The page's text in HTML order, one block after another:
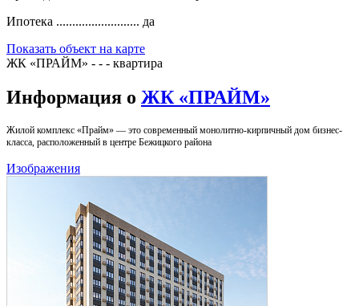
Ипотека .......................... да
Показать объект на карте
ЖК «ПРАЙМ» - - - квартира
Информация о ЖК «ПРАЙМ»
Жилой комплекс «Прайм» — это современный монолитно-кирпичный дом бизнес-
класса, расположенный в центре Бежицкого района
Изображения